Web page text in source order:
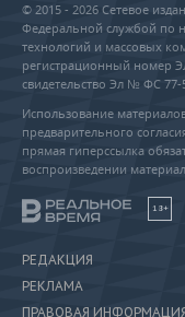
© 2015 - 2026 Сетевое
Федеральной службой по
технологий и массовых
регистрационный номер
свидетельство Эл № ФС 77-
Использование
предварительного
прямая гиперссылка
воспроизведении
18+
РЕДАКЦИЯ
РЕКЛАМА
ПРАВОВАЯ